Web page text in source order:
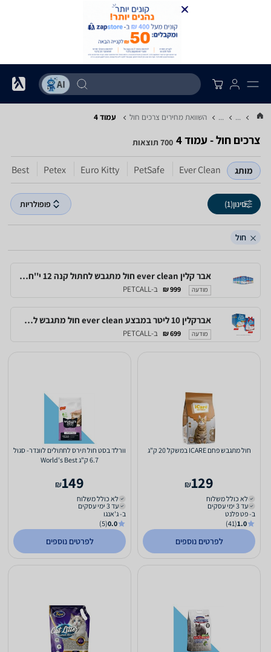
...
... השוואת מחירים צרכים ‏חול עמוד 4
צרכים ‏חול - עמוד 4 700 תוצאות
מותג Ever Clean
PetSafe
Euro Kitty
Petex
Best
סינון(1) פופולריות
חול
אבר קלין ever clean חול מתגבש לחתול קנה 12 י''ח (10 ליטר כ''א) במבצע מטורף
מודעה 999 ₪ ב-PETCALL
אברקלין 10 ליטר במבצע ever clean חול מתגבש לחתול 2+7 יחידות (10 ליטר כ''א) במבצע מטורף
מודעה 699 ₪ ב-PETCALL
חול מתגבש פחם ICARE במשקל 20 ק"ג
129
₪
לא כולל משלוח
עד 3 ימי עסקים
ב- פט פלנט
1.0
(41)
לפרטים נוספים
וורלד בסט חול תירס לחתולים לוונדר- סגול
6.7 ק"ג World's Best
149
₪
לא כולל משלוח
עד 3 ימי עסקים
ב- ג'אנגו
0.0
(5)
לפרטים נוספים